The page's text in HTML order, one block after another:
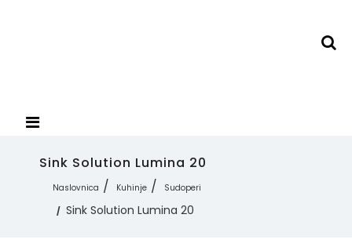
Sink Solution Lumina 20
Naslovnica Kuhinje Sudoperi
Sink Solution Lumina 20